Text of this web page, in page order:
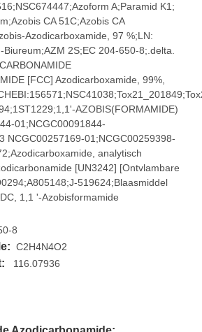
A;Paramid K1;
CA 51C;Azobis CA
Azodicarboxamide, 97 %;LN:
2S;EC 204-650-8;.delta.
[FCC] Azodicarboxamide, 99%,
AZOBIS(FORMAMIDE)
01;NCGC00091844-
NCGC00257169-01;NCGC00259398-
analytisch
[UN3242] [Ontvlambare
519624;Blaasmiddel
1,1 '-Azobisformamide
8
C2H4N4O2
116.07936